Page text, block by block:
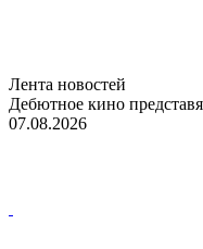
Лента новостей
Дебютное кино
07.08.2026